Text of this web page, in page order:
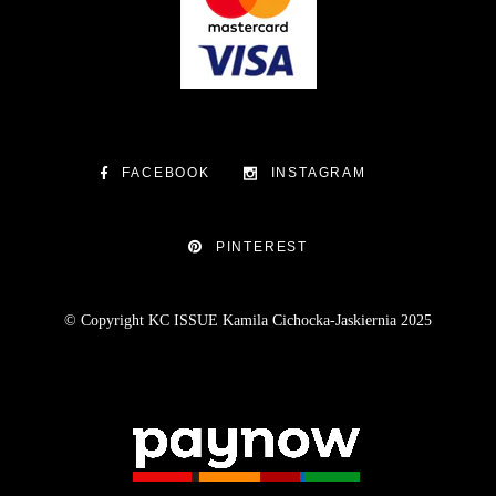
FACEBOOK INSTAGRAM
PINTEREST
© Copyright KC ISSUE Kamila Cichocka-Jaskiernia 2025